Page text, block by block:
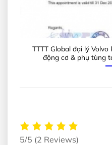
TTTT Global đại lý
động cơ & phụ tùng
5/5 (2 Reviews)